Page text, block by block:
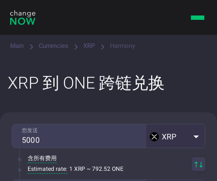
Main Currencies XRP Harmony
XRP 到 ONE 跨链兑换
您发送
XRP
含所有费用
Estimated rate: 1 XRP ~ 792.52 ONE